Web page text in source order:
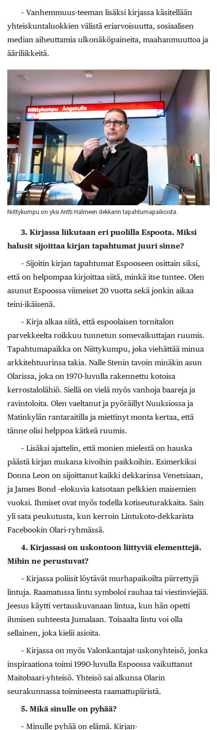
– Vanhemmuus-teeman lisäksi kirjassa käsitellään
yhteiskuntaluokkien välistä eriarvoisuutta, sosiaalisen
median aiheuttamia ulkonäköpaineita, maahanmuuttoa ja
ääriliikkeitä.
Niittykumpu on yksi Antti Halmeen dekkarin tapahtumapaikoista.
3. Kirjassa liikutaan eri puolilla Espoota. Miksi
halusit sijoittaa kirjan tapahtumat juuri sinne?
– Sijoitin kirjan tapahtumat Espooseen osittain siksi,
että on helpompaa kirjoittaa siitä, minkä itse tuntee. Olen
asunut Espoossa viimeiset 20 vuotta sekä jonkin aikaa
teini-ikäisenä.
– Kirja alkaa siitä, että espoolaisen tornitalon
parvekkeelta roikkuu tunnetun somevaikuttajan ruumis.
Tapahtumapaikka on Niittykumpu, joka viehättää minua
arkkitehtuurinsa takia. Nalle Stenin tavoin minäkin asun
Olarissa, joka on 1970-luvulla rakennettu kotoisa
kerrostalolähiö. Siellä on vielä myös vanhoja baareja ja
ravintoloita. Olen vaeltanut ja pyöräillyt Nuuksiossa ja
Matinkylän rantaraitilla ja miettinyt monta kertaa, että
tänne olisi helppoa kätkeä ruumis.
– Lisäksi ajattelin, että monien mielestä on hauska
päästä kirjan mukana kivoihin paikkoihin. Esimerkiksi
Donna Leon on sijoittanut kaikki dekkarinsa Venetsiaan,
ja James Bond -elokuvia katsotaan pelkkien maisemien
vuoksi. Ihmiset ovat myös todella kotiseuturakkaita. Sain
yli sata peukutusta, kun kerroin Lintukoto-dekkarista
Facebookin Olari-ryhmässä.
4. Kirjassasi on uskontoon liittyviä elementtejä.
Mihin ne perustuvat?
– Kirjassa poliisit löytävät murhapaikoilta piirrettyjä
lintuja. Raamatussa lintu symboloi rauhaa tai viestinviejää.
Jeesus käytti vertauskuvanaan lintua, kun hän opetti
ihmisen suhteesta Jumalaan. Toisaalta lintu voi olla
sellainen, joka kielii asioita.
– Kirjassa on myös Valonkantajat-uskon­yhtei­sö, jonka
inspiraationa toimi 1990-luvulla Espoossa vaikuttanut
Maitobaari-yhteisö. ­Yhteisö sai alkunsa Olarin
seurakunnassa toimineesta raamattupiiristä.
5. Mikä sinulle on pyhää?
– Minulle pyhää on elämä. Kirjan­